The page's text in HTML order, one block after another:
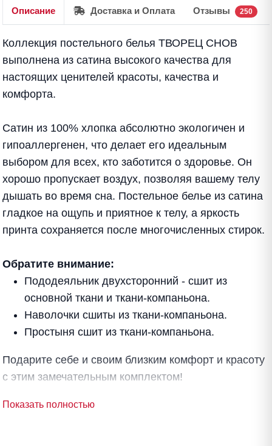
Описание Доставка и Оплата Отзывы 250
Коллекция постельного белья ТВОРЕЦ СНОВ
выполнена из сатина высокого качества для
настоящих ценителей красоты, качества и
комфорта.
Сатин из 100% хлопка абсолютно экологичен и
гипоаллергенен, что делает его идеальным
выбором для всех, кто заботится о здоровье. Он
хорошо пропускает воздух, позволяя вашему телу
дышать во время сна. Постельное белье из сатина
гладкое на ощупь и приятное к телу, а яркость
принта сохраняется после многочисленных стирок.
Обратите внимание:
Пододеяльник двухсторонний - сшит из
основной ткани и ткани-компаньона.
Наволочки сшиты из ткани-компаньона.
Простыня сшит из ткани-компаньона.
Подарите себе и своим близким комфорт и красоту
с этим замечательным комплектом!
Показать полностью